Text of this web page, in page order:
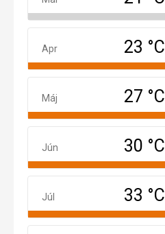
Apríl
Apr 23 °C
Máj
Máj 27 °C
Jún
Jún 30 °C
Júl
Júl 33 °C